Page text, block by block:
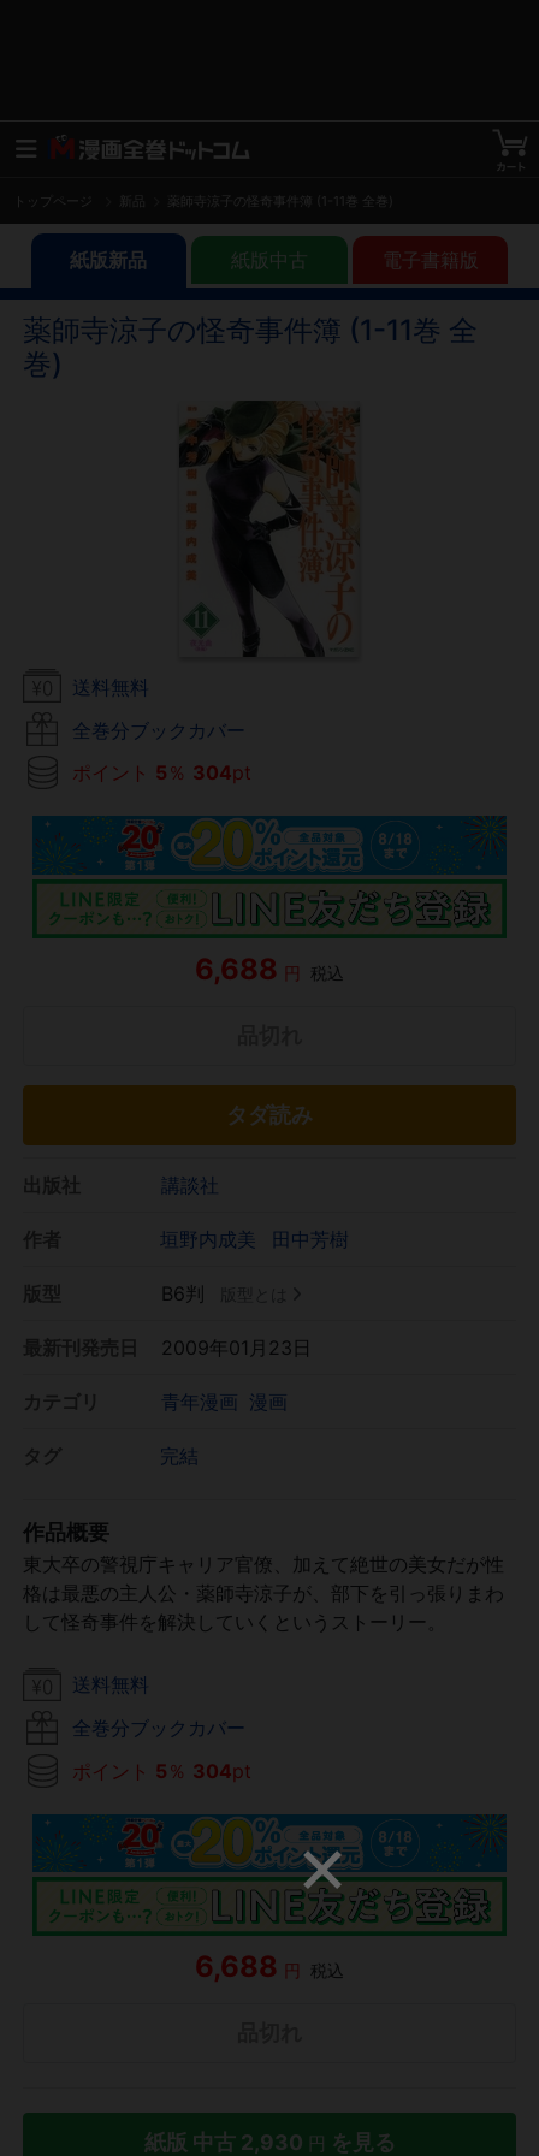
トップページ 薬師寺涼子の怪奇事件簿 (1-11巻 全巻)
紙版新品 紙版中古 電子書籍版
薬師寺涼子の怪奇事件簿 (1-11巻 全
巻)
送料無料
全巻分ブックカバー
ポイント 5 ％ 304pt
6,688 円 税込
タダ読み
講談社
垣野内成美 田中芳樹
B6判
2009年01月23日
青年漫画 漫画
完結
作品概要
東大卒の警視庁キャリア官僚、加えて絶世の美女だが性
格は最悪の主人公・薬師寺涼子が、部下を引っ張りまわ
して怪奇事件を解決していくというストーリー。
送料無料
全巻分ブックカバー
ポイント 5 ％ 304pt
6,688 円 税込
紙版 中古 2,930 円 を見る